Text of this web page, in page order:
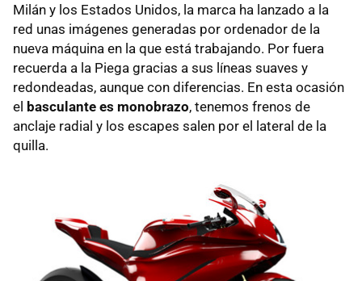
Milán y los Estados Unidos, la marca ha lanzado a la
red unas imágenes generadas por ordenador de la
nueva máquina en la que está trabajando. Por fuera
recuerda a la Piega gracias a sus líneas suaves y
redondeadas, aunque con diferencias. En esta ocasión
el basculante es monobrazo, tenemos frenos de
anclaje radial y los escapes salen por el lateral de la
quilla.